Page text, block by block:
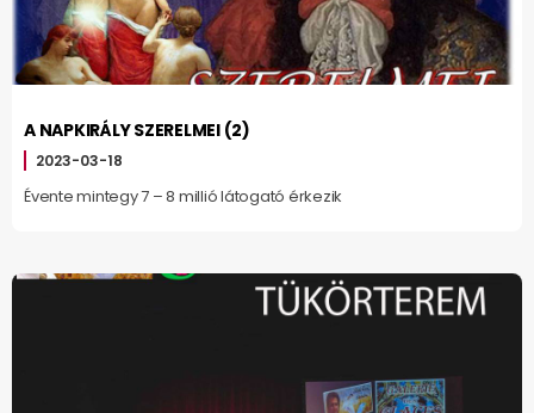
A NAPKIRÁLY SZERELMEI (2)
2023-03-18
Évente mintegy 7 – 8 millió látogató érkezik